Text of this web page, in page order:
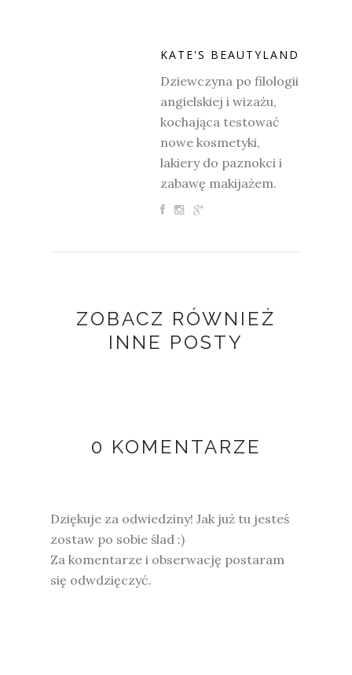
KATE'S BEAUTYLAND
Dziewczyna po filologii
angielskiej i wizażu,
kochająca testować
nowe kosmetyki,
lakiery do paznokci i
zabawę makijażem.
ZOBACZ RÓWNIEŻ
INNE POSTY
0 KOMENTARZE
Dziękuje za odwiedziny! Jak już tu jesteś
zostaw po sobie ślad :)
Za komentarze i obserwację postaram
się odwdzięczyć.